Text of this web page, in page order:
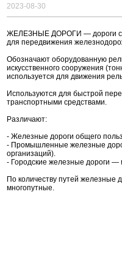
2023-08-30
ЖЕЛЕЗНЫЕ ДОРОГИ — дороги с
для передвижения
Обозначают оборудованную
искусственного сооружения
используется для движения
Используются для быстрой
транспортными средствами.
Различают:
- Железные дороги общего
- Промышленные железные
организаций).
- Городские железные дороги —
По количеству путей железные
многопутные.